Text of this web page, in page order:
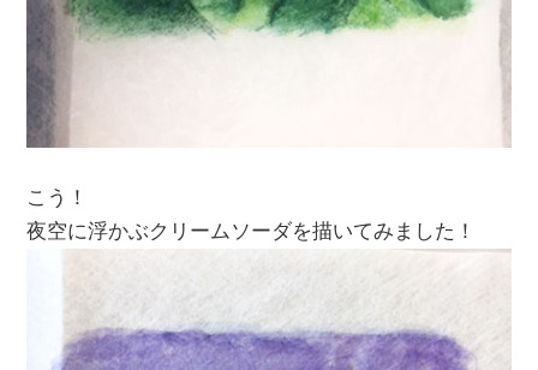
こう！
夜空に浮かぶクリームソーダを描いてみました！